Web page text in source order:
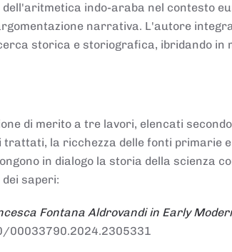
indo-araba nel contesto
narrativa. L'autore
storica e storiografica, ibridando in
di merito a tre lavori, elencati
la ricchezza delle fonti primarie
in dialogo la storia della scienza
saperi:
Fontana Aldrovandi in Early
00033790.2024.2305331